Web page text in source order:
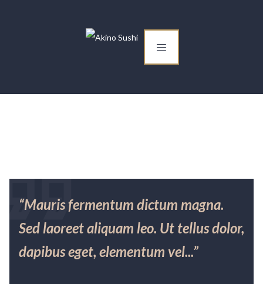
“Mauris fermentum dictum magna.
Sed laoreet aliquam leo. Ut tellus dolor,
dapibus eget, elementum vel...”